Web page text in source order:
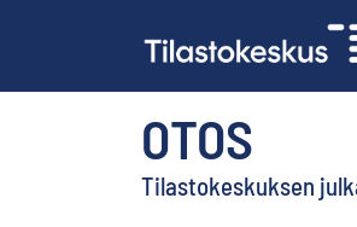
OTOS
Tilastokeskuksen